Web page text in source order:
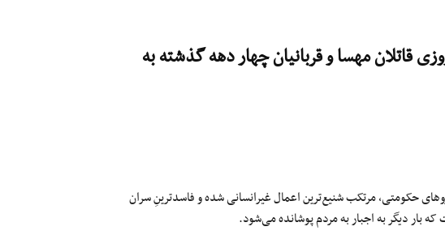
قاتلان مهسا و قربانیان چهار دهه گذشته به
حکومتی، مرتکب شنیع‌ترین اعمال غیرانسانی شده و فاسدترینِ سران
بار دیگر به اجبار به مردم پوشانده می‌شود.